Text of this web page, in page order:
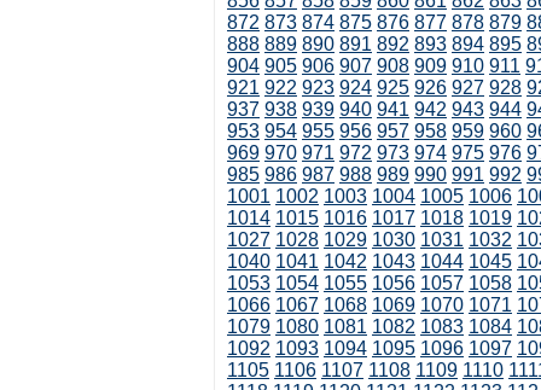
872 873 874 875 876 877 878 879
888 889 890 891 892 893 894 895
904 905 906 907 908 909 910 911
921 922 923 924 925 926 927 928
937 938 939 940 941 942 943 944
953 954 955 956 957 958 959 960
969 970 971 972 973 974 975 976
985 986 987 988 989 990 991 992
1001 1002 1003 1004 1005 1006
1014 1015 1016 1017 1018 1019
1027 1028 1029 1030 1031 1032
1040 1041 1042 1043 1044 1045
1053 1054 1055 1056 1057 1058
1066 1067 1068 1069 1070 1071
1079 1080 1081 1082 1083 1084
1092 1093 1094 1095 1096 1097
1105 1106 1107 1108 1109 1110